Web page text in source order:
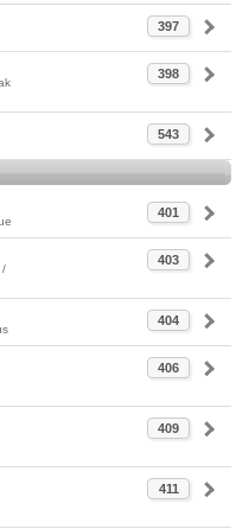
397
398
543
401
403
/
404
406
409
411